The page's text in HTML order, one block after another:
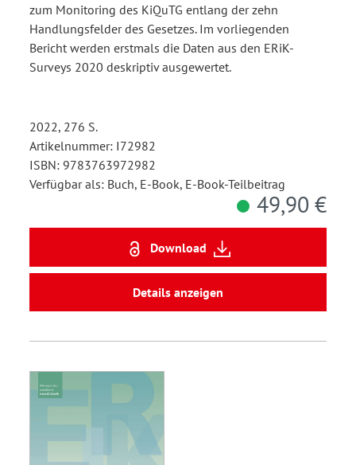
zum Monitoring des KiQuTG entlang der zehn
Handlungsfelder des Gesetzes. Im vorliegenden
Bericht werden erstmals die Daten aus den ERiK-
Surveys 2020 deskriptiv ausgewertet.
2022, 276 S.
Artikelnummer: I72982
ISBN: 9783763972982
Verfügbar als: Buch, E-Book, E-Book-Teilbeitrag
49,90 €
Download
Details anzeigen